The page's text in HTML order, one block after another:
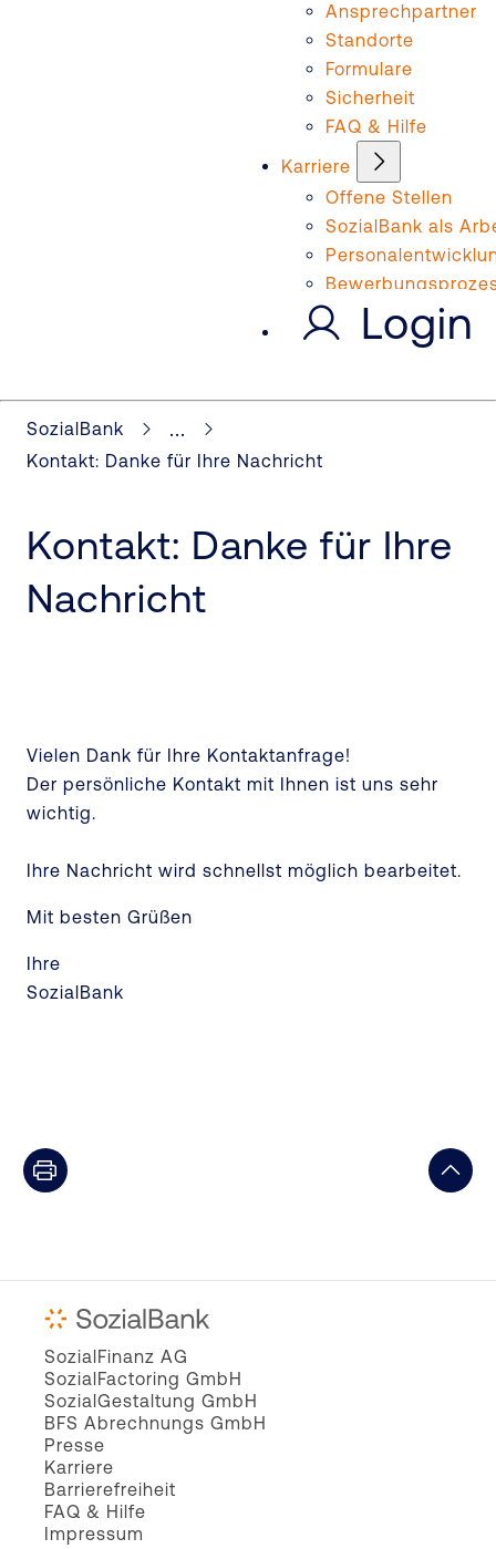
Ansprechpartner
Standorte
Formulare
Sicherheit
FAQ & Hilfe
Karriere
Offene Stellen
SozialBank als
Login
SozialBank ...
Kontakt: Danke für Ihre Nachricht
Kontakt: Danke für Ihre
Nachricht
Vielen Dank für Ihre Kontaktanfrage!
Der persönliche Kontakt mit Ihnen ist uns sehr
wichtig.
Ihre Nachricht wird schnellst möglich bearbeitet.
Mit besten Grüßen
Ihre
SozialBank
SozialFinanz AG
SozialFactoring GmbH
SozialGestaltung GmbH
BFS Abrechnungs GmbH
Presse
Karriere
Barrierefreiheit
FAQ & Hilfe
Impressum